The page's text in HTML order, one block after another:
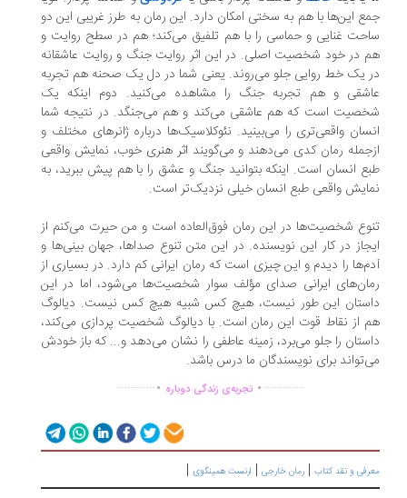
این‌ها با هم به سختی امکان دارد. این رمان به طرز غریبی این دو
غنایی و حماسی را با هم تلفیق می‌کند؛ هم در سطح روایت و
در خود شخصیت اصلی. در این اثر روایت جنگ و روایت عاشقانه
یک خط روایی جلو می‌روند. یعنی شما در دل یک صحنه هم تجربه
و هم تجربه جنگ را مشاهده می‌کنید. دوم اینکه یک
است که هم عاشقی می‌کند و هم می‌جنگد. در نتیجه شما
واقعی‌تری را می‌بینید. نئوکلاسیک‌ها درباره ژانرهای مختلف و
رمان کدی می‌دهند و می‌گویند اثر هنری خوب، نمایش واقعی
انسان است. اینکه بتوانید جنگ و عشق را با هم پیش ببرید، به
واقعی طبع انسان خیلی نزدیک‌تر است.
شخصیت‌ها در این رمان فوق‌العاده است و من حیرت می‌کنم از
در کار این نویسنده. در این متن تنوع صداها، جهان بینی‌ها و
را دیدم و این چیزی است که رمان ایرانی کم دارد. در بسیاری از
ایرانی صدای مؤلف سوار شخصیت‌ها می‌شود، اما در این
این طور نیست، هیچ کس شبیه هیچ کس نیست. دیالوگ
از نقاط قوت این رمان است. با دیالوگ شخصیت پردازی می‌کند،
را جلو می‌برد، زمینه عاطفی را نشان می‌دهد و... که باز خودش
برای نویسندگان ما درس باشد.
...............
. تجربه‌ی زندگی دوباره.
..............
و نقد کتاب|رمان خارجی|ارنست همینگوی|